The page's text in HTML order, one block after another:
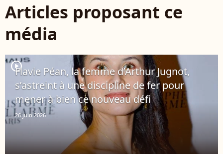
Articles proposant ce
média
player2
Flavie Péan, la femme d’Arthur Jugnot,
s’astreint à une discipline de fer pour
mener à bien ce nouveau défi
26 juin 2026